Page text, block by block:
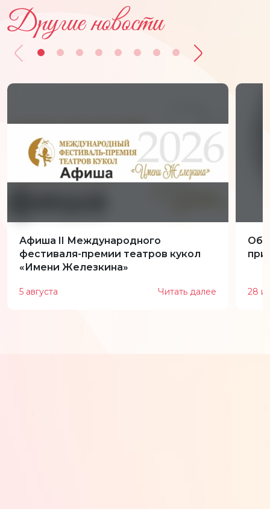
Другие новости
Афиша II Международного
фестиваля-премии театров кукол
«Имени Железкина»
5 августа Читать далее 28